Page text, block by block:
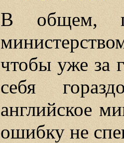
В общем,
чтобы уже за
себя
английское
ошибку не